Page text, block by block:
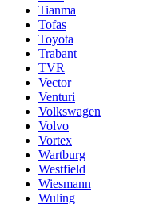
Tianma
Tofas
Toyota
Trabant
TVR
Vector
Venturi
Volkswagen
Volvo
Vortex
Wartburg
Westfield
Wiesmann
Wuling